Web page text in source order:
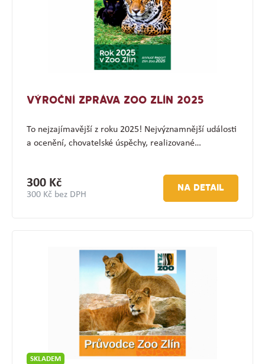
VÝROČNÍ ZPRÁVA ZOO ZLÍN 2025
To nejzajímavější z roku 2025! Nejvýznamnější události
a ocenění, chovatelské úspěchy, realizované…
300 Kč
300 Kč bez DPH
NA DETAIL
SKLADEM